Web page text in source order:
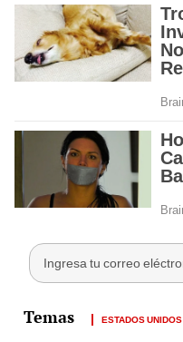
ESTADOS UNIDOS